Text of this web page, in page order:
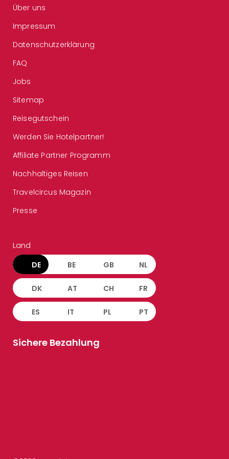
Über uns
Impressum
Datenschutzerklärung
FAQ
Jobs
Sitemap
Reisegutschein
Werden Sie Hotelpartner!
Affiliate Partner Programm
Nachhaltiges Reisen
Travelcircus Magazin
Presse
Land
DE BE GB NL
DK AT CH FR
ES IT PL PT
Sichere Bezahlung